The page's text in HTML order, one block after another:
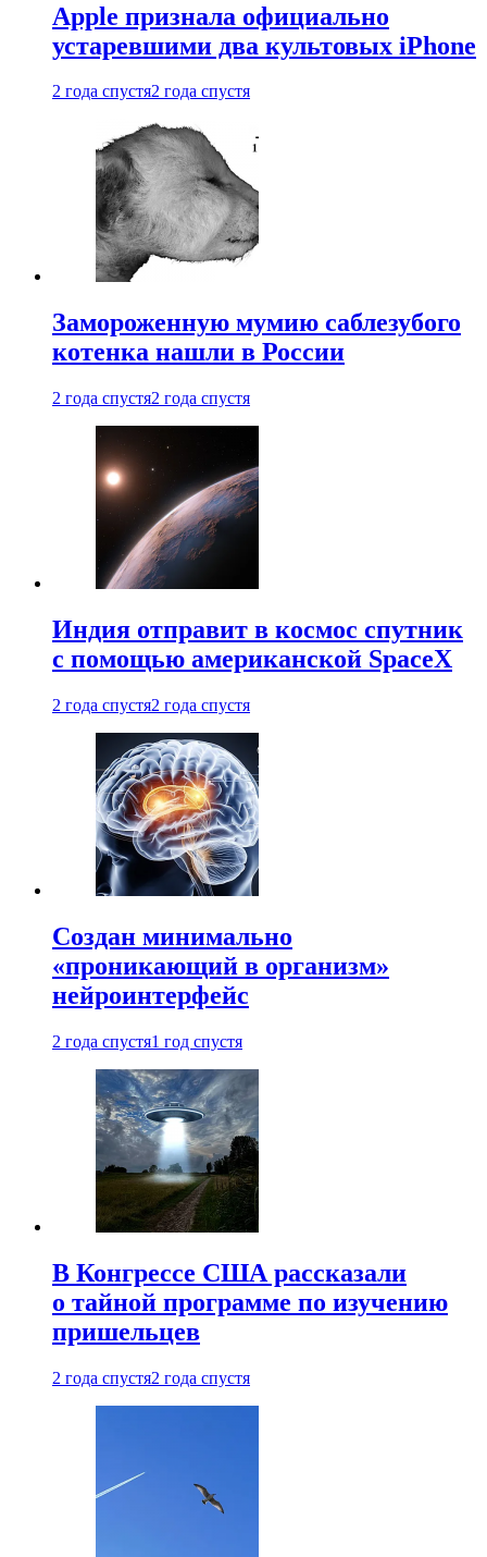
Apple признала официально
устаревшими два культовых iPhone
2 года спустя2 года спустя
Замороженную мумию саблезубого
котенка нашли в России
2 года спустя2 года спустя
Индия отправит в космос спутник
с помощью американской SpaceX
2 года спустя2 года спустя
Создан минимально
«проникающий в организм»
нейроинтерфейс
2 года спустя1 год спустя
В Конгрессе США рассказали
о тайной программе по изучению
пришельцев
2 года спустя2 года спустя